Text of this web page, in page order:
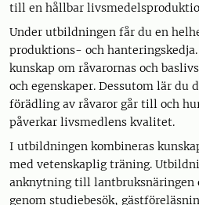
till en hållbar
Under utbildningen får du en
produktions- och
kunskap om råvarornas och
och egenskaper. Dessutom lär du
förädling av råvaror går till och
påverkar livsmedlens kvalitet.
I utbildningen kombineras
med vetenskaplig träning.
anknytning till lantbruksnäringen
genom studiebesök,